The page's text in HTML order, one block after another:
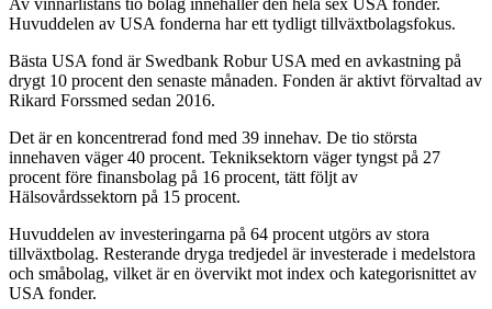
Av vinnarlistans tio bolag innehåller den hela sex USA fonder.
Huvuddelen av USA fonderna har ett tydligt tillväxtbolagsfokus.
Bästa USA fond är Swedbank Robur USA med en avkastning på
drygt 10 procent den senaste månaden. Fonden är aktivt förvaltad av
Rikard Forssmed sedan 2016.
Det är en koncentrerad fond med 39 innehav. De tio största
innehaven väger 40 procent. Tekniksektorn väger tyngst på 27
procent före finansbolag på 16 procent, tätt följt av
Hälsovårdssektorn på 15 procent.
Huvuddelen av investeringarna på 64 procent utgörs av stora
tillväxtbolag. Resterande dryga tredjedel är investerade i medelstora
och småbolag, vilket är en övervikt mot index och kategorisnittet av
USA fonder.